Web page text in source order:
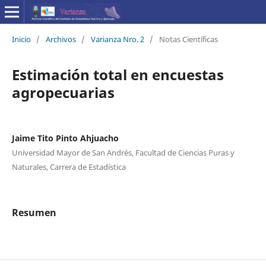
Inicio / Archivos / Varianza Nro. 2 / Notas Científicas
Estimación total en encuestas
agropecuarias
Jaime Tito Pinto Ahjuacho
Universidad Mayor de San Andrés, Facultad de Ciencias Puras y
Naturales, Carrera de Estadística
Resumen